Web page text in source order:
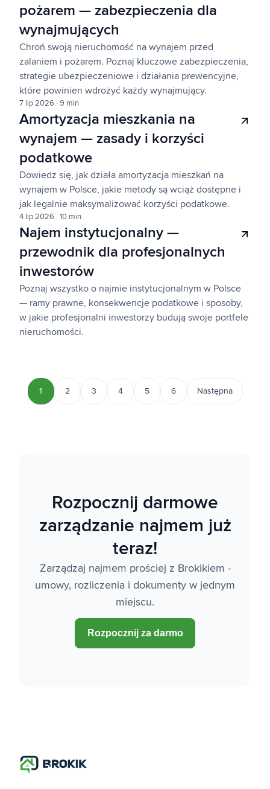
pożarem — zabezpieczenia dla
wynajmujących
Chroń swoją nieruchomość na wynajem przed
zalaniem i pożarem. Poznaj kluczowe zabezpieczenia,
strategie ubezpieczeniowe i działania prewencyjne,
które powinien wdrożyć każdy wynajmujący.
7 lip 2026 · 9 min
Amortyzacja mieszkania na
wynajem — zasady i korzyści
podatkowe
Dowiedz się, jak działa amortyzacja mieszkań na
wynajem w Polsce, jakie metody są wciąż dostępne i
jak legalnie maksymalizować korzyści podatkowe.
4 lip 2026 · 10 min
Najem instytucjonalny —
przewodnik dla profesjonalnych
inwestorów
Poznaj wszystko o najmie instytucjonalnym w Polsce
— ramy prawne, konsekwencje podatkowe i sposoby,
w jakie profesjonalni inwestorzy budują swoje portfele
nieruchomości.
1 2 3 4 5 6 Następna
Rozpocznij darmowe
zarządzanie najmem już
teraz!
Zarządzaj najmem prościej z Brokikiem -
umowy, rozliczenia i dokumenty w jednym
miejscu.
Rozpocznij za darmo